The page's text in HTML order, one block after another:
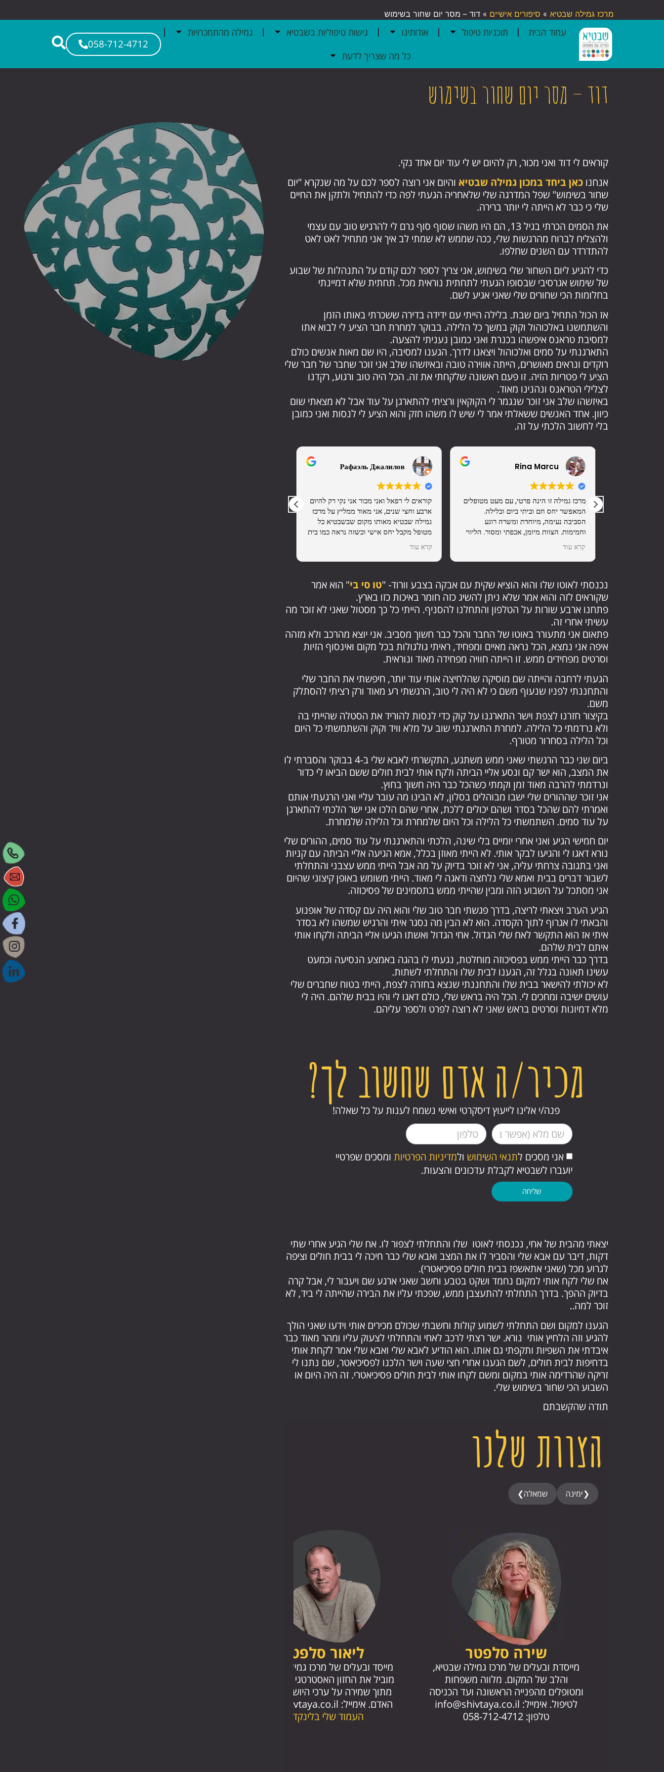
מרכז גמילה שבטיא » סיפורים אישיים » דוד – מסר יום שחור בשימוש
עמוד הבית תוכניות טיפול אודותינו גישות טיפוליות בשבטיא
גמילה מהתמכרויות
כל מה שצריך לדעת
058-712-4712
דוד – מסר יום שחור בשימוש
קוראים לי דוד ואני מכור, רק להיום יש לי עוד יום אחד נקי.
אנחנו כאן ביחד במכון גמילה שבטיא והיום אני רוצה לספר לכם על מה שנקרא "יום
שחור בשימוש" שפל המדרגה שלי שלאחריה הגעתי לפה כדי להתחיל ולתקן את החיים
שלי כי כבר לא הייתה לי יותר ברירה.
את הסמים הכרתי בגיל 13, הם היו משהו שסוף סוף גרם לי להרגיש טוב עם עצמי
ולהצליח לברוח מהרגשות שלי, ככה שממש לא שמתי לב איך אני מתחיל לאט לאט
להתדרדר עם השנים שחלפו.
כדי להגיע ליום השחור שלי בשימוש, אני צריך לספר לכם קודם על התנהלות של שבוע
של שימוש אגרסיבי שבסופו הגעתי לתחתית נוראית מכל. תחתית שלא דמיינתי
בחלומות הכי שחורים שלי שאני אגיע לשם.
אז הכול התחיל ביום שבת. בלילה הייתי עם ידידה בדירה ששכרתי באותו הזמן
והשתמשנו באלכוהול וקוק במשך כל הלילה. בבוקר למחרת חבר הציע לי לבוא אתו
למסיבת טראנס איפשהו בכנרת ואני כמובן נעניתי להצעה.
התארגנתי על סמים ואלכוהול ויצאנו לדרך. הגענו למסיבה, היו שם מאות אנשים כולם
רוקדים ונראים מאושרים, הייתה אווירה טובה ובאיזשהו שלב אני זוכר שחבר של חבר שלי
הציע לי פטריות הזיה. זו פעם ראשונה שלקחתי את זה. הכל היה טוב ורגוע, רקדנו
לצלילי הטראנס ונהנינו מאוד.
באיזשהו שלב אני זוכר שנגמר לי הקוקאין ורציתי להתארגן על עוד אבל לא מצאתי שום
כיוון. אחד האנשים ששאלתי אמר לי שיש לו משהו חזק והוא הציע לי לנסות ואני כמובן
בלי לחשוב הלכתי על זה.
Рафаэль Джалилов
קוראים לי רפאל ואני מכור אני נקי רק להיום
ארבע וחצי שנים, אני מאוד ממליץ על מרכז
גמילה שבטיא מאותו מקום שבשבטיא כל
מטופל מקבל יחס אישי וכשזה נראה כמו בית
הבלתי אפשרי הופך להיות לאפשרי🧡
קרא עוד
Rina Marcu
מרכז גמילה זו הינה פרטי, עם מעט מטופלים
המאפשר יחס חם וביתי ביום ובלילה.
הסביבה נעימה, מיוחדת ומשרה רוגע
וחמימות. הצוות מיומן, אכפתי ומסור. הליווי
של המטופלים כולל גם ליווי בני המשפחה
הקרובה והכנה לחיים עצמאיים לאחר סיום
התהליך.
קרא עוד
נכנסתי לאוטו שלו והוא הוציא שקית עם אבקה בצבע וורוד- "טו סי בי" הוא אמר
שקוראים לזה והוא אמר שלא ניתן להשיג כזה חומר באיכות כזו בארץ.
פתחנו ארבע שורות על הטלפון והתחלנו להסניף. הייתי כל כך מסטול שאני לא זוכר מה
עשיתי אחרי זה.
פתאום אני מתעורר באוטו של החבר והכל כבר חשוך מסביב. אני יוצא מהרכב ולא מזהה
איפה אני נמצא, הכל נראה מאיים ומפחיד, ראיתי גולגולות בכל מקום ואינסוף הזיות
וסרטים מפחידים ממש. זו הייתה חוויה מפחידה מאוד ונוראית.
הגעתי לרחבה והייתה שם מוסיקה שהלחיצה אותי עוד יותר, חיפשתי את החבר שלי
והתחננתי לפניו שנעוף משם כי לא היה לי טוב, הרגשתי רע מאוד ורק רציתי להסתלק
משם.
בקיצור חזרנו לצפת וישר התארגנו על קוק כדי לנסות להוריד את הסטלה שהייתי בה
ולא נרדמתי כל הלילה. למחרת התארגנתי שוב על מלא וויד וקוק והשתמשתי כל היום
וכל הלילה בסחרור מטורף.
ביום שני כבר הרגשתי שאני ממש משתגע, התקשרתי לאבא שלי ב-4 בבוקר והסברתי לו
את המצב, הוא ישר קם ונסע אליי הביתה ולקח אותי לבית חולים ששם הביאו לי כדור
ונרדמתי להרבה מאוד זמן וקמתי כשהכל כבר היה חשוך בחוץ.
אני זוכר שההורים שלי ישבו מבוהלים בסלון, לא הבינו מה עובר עליי ואני הרגעתי אותם
ואמרתי להם שהכל בסדר ושהם יכולים ללכת, אחרי שהם הלכו אני ישר הלכתי להתארגן
על עוד סמים. השתמשתי כל הלילה וכל היום שלמחרת וכל הלילה שלמחרת.
יום חמישי הגיע ואני אחרי יומיים בלי שינה, הלכתי והתארגנתי על עוד סמים, ההורים שלי
נורא דאגו לי והגיעו לבקר אותי. לא הייתי מאוזן בכלל, אמא הגיעה אליי הביתה עם קניות
ואני בתגובה צרחתי עליה, אני לא זוכר בדיוק על מה אבל הייתי ממש עצבני והתחלתי
לשבור דברים בבית ואמא שלי נלחצה ודאגה לי מאוד. הייתי משומש באופן קיצוני שהיום
אני מסתכל על השבוע הזה ומבין שהייתי ממש בתסמינים של פסיכוזה.
הגיע הערב ויצאתי לריצה, בדרך פגשתי חבר טוב שלי והוא היה עם קסדה של אופנוע
והבאתי לו אגרוף לתוך הקסדה. הוא לא הבין מה נסגר איתי והרגיש שמשהו לא בסדר
איתי אז הוא התקשר לאח שלי הגדול. אחי הגדול ואשתו הגיעו אליי הביתה ולקחו אותי
איתם לבית שלהם.
בדרך כבר הייתי ממש בפסיכוזה מוחלטת, נגעתי לו בהגה באמצע הנסיעה וכמעט
עשינו תאונה בגלל זה, הגענו לבית שלו והתחלתי לשתות.
לא יכולתי להישאר בבית שלו והתחננתי שנצא בחזרה לצפת, הייתי בטוח שחברים שלי
עושים ישיבה ומחכים לי. הכל היה בראש שלי, כולם דאגו לי והיו בבית שלהם. היה לי
מלא דמיונות וסרטים בראש שאני לא רוצה לפרט ולספר עליהם.
מכיר/ה אדם שחשוב לך?
פנה/י אלינו לייעוץ דיסקרטי ואישי נשמח לענות על כל שאלה!
אני מסכים לתנאי השימוש ולמדיניות הפרטיותומסכים שפרטיי
יועברו לשבטיא לקבלת עדכונים והצעות.
שליחה
יצאתי מהבית של אחי, נכנסתי לאוטו שלו והתחלתי לצפור לו. אח שלי הגיע אחרי שתי
דקות, דיבר עם אבא שלי והסביר לו את המצב ואבא שלי כבר חיכה לי בבית חולים וציפה
לגרוע מכל (שאני אתאשפז בבית חולים פסיכיאטרי).
אח שלי לקח אותי למקום נחמד ושקט בטבע וחשב שאני ארגע שם ויעבור לי, אבל קרה
בדיוק ההפך. בדרך התחלתי להתעצבן ממש, שפכתי עליו את הבירה שהייתה לי ביד, לא
זוכר למה..
הגענו למקום ושם התחלתי לשמוע קולות וחשבתי שכולם מכירים אותי וידעו שאני הולך
להגיע וזה הלחיץ אותי נורא. ישר רצתי לרכב לאחי והתחלתי לצעוק עליו ומהר מאוד כבר
איבדתי את השפיות ותקפתי גם אותו. הוא הודיע לאבא שלי ואבא שלי אמר לקחת אותי
בדחיפות לבית חולים, לשם הגענו אחרי חצי שעה וישר הלכנו לפסיכיאטר, שם נתנו לי
זריקה שהרדימה אותי במקום ומשם לקחו אותי לבית חולים פסיכיאטרי. זה היה היום או
השבוע הכי שחור בשימוש שלי.
תודה שהקשבתם
הצוות שלנו
❮ימינה שמאלה❯
שירה סלפטר
מייסדת ובעלים של מרכז גמילה שבטיא,
והלב של המקום. מלווה משפחות
ומטופלים מהפנייה הראשונה ועד הכניסה
לטיפול. אימייל: info@shivtaya.co.il
טלפון: 058-712-4712
ליאור סלפטר
מייסד ובעלים של מרכז גמילה שבטיא.
מוביל את החזון האסטרטגי של המרכז,
מתוך שמירה על ערכי היושרה ואהבת
האדם. אימייל: info@shivtaya.co.il
העמוד שלי בלינקדאין